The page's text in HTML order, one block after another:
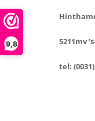
9,8 5211mv
tel: (0031)